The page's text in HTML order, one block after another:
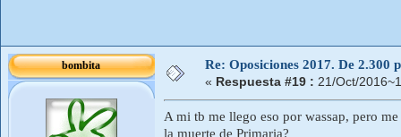
bombita Re: Oposiciones 2017. De 2.300
« Respuesta #19 : 21/Oct/
A mi tb me llego eso por wassap, pero
la muerte de Primaria?